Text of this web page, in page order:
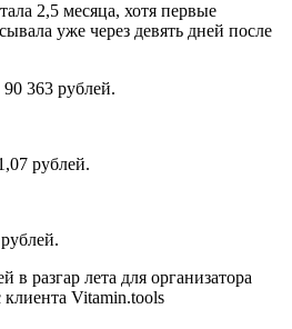
2,5 месяца, хотя первые
уже через девять дней после
363 рублей.
рублей.